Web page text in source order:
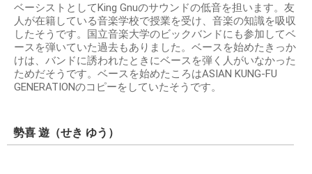
ベーシストとしてKing Gnuのサウンドの低音を担います。友
人が在籍している音楽学校で授業を受け、音楽の知識を吸収
したそうです。国立音楽大学のビックバンドにも参加してベ
ースを弾いていた過去もありました。ベースを始めたきっか
けは、バンドに誘われたときにベースを弾く人がいなかった
ためだそうです。ベースを始めたころはASIAN KUNG-FU
GENERATIONのコピーをしていたそうです。
勢喜 遊（せき ゆう）